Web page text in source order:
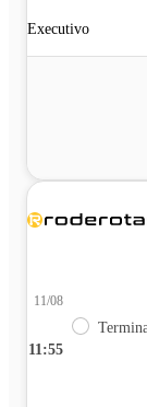
Executivo
11:55
11/08